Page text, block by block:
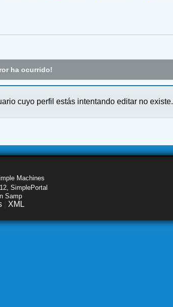
ha ocurrido!
cuyo perfil estás intentando editar no existe.
Machines
SimplePortal
Samp
XML